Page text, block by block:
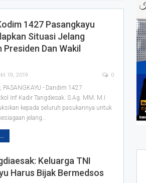
1427 Pasangkayu
Situasi Jelang
Presiden Dan Wakil
19, 2019 0
PASANGKAYU - Dandim 1427
Inf Kadir Tangdiesak. S.Ag. MM. M.I
kepada seluruh pasukannya untuk
jelang
Keluarga TNI
Harus Bijak Bermedsos